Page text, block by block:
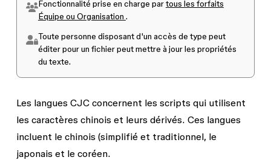
Fonctionnalité prise en charge partous les forfaits
Équipe ou Organisation .
Toute personne disposant d'un accès de type peut
éditerpour un fichier peut mettre à jour les propriétés
du texte.
Les langues CJC concernent les scripts qui utilisent
les caractères chinois et leurs dérivés. Ces langues
incluent le chinois (simplifié et traditionnel, le
japonais et le coréen.